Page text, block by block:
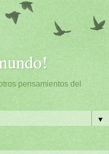
pensamientos del
▼